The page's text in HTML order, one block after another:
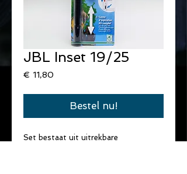
JBL Inset 19/25
€ 11,80
Bestel nu!
Set bestaat uit uitrekbare